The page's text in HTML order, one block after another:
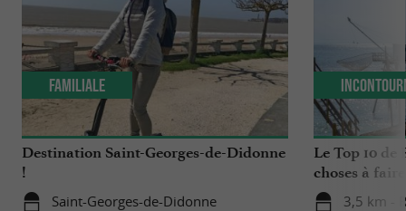
Destination Saint-Georges-de-Didonne
!
Saint-Georges-de-Didonne
Familiale
Le Top 10 de
choses à
Royan !
3,5 km -